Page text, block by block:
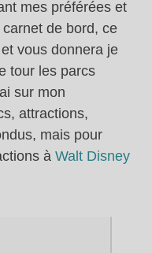
mes préférées et
de bord, ce
vous donnera je
tour les parcs
sur mon
attractions,
mais pour
à Walt Disney